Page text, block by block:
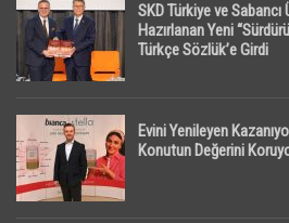
SKD Türkiye ve
Hazırlanan Yeni
Türkçe Sözlük’e Girdi
Evini Yenileyen
Konutun Değerini